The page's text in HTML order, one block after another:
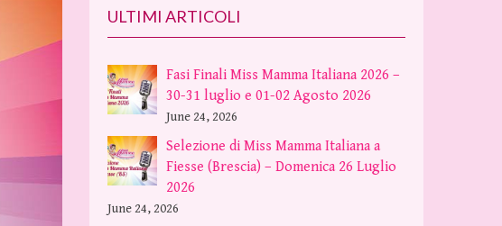
ULTIMI ARTICOLI
Fasi Finali Miss Mamma Italiana 2026 –
30-31 luglio e 01-02 Agosto 2026
June 24, 2026
Selezione di Miss Mamma Italiana a
Fiesse (Brescia) – Domenica 26 Luglio
2026
June 24, 2026